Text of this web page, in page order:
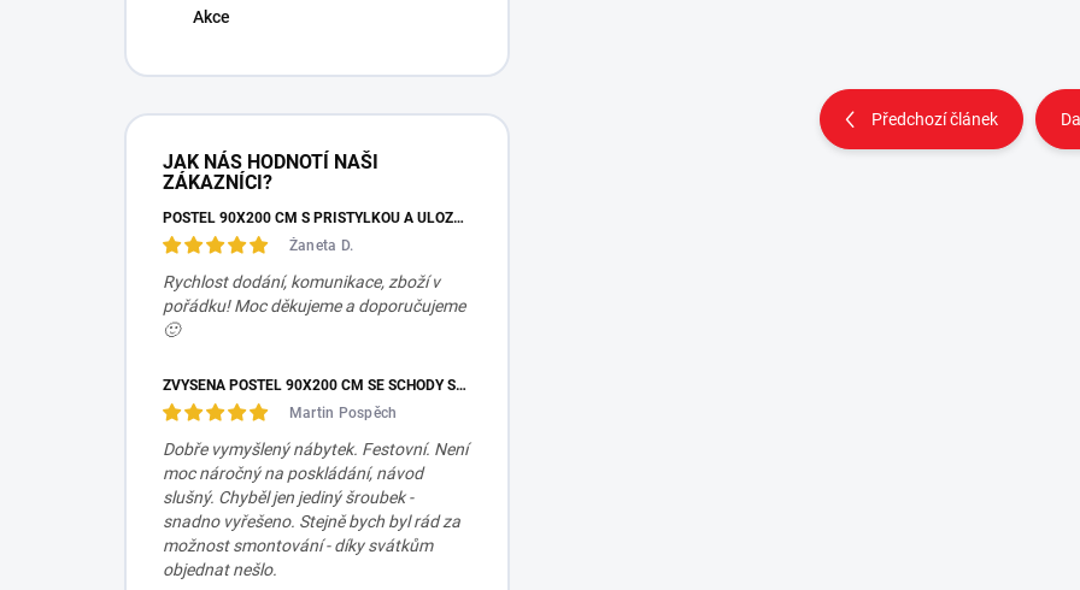
Akce
JAK NÁS HODNOTÍ NAŠI
ZÁKAZNÍCI?
POSTEL 90X200 CM S PŘISTÝLKOU A ÚLOŽNÝM PROSTOREM MOCHA STUDIO
Žaneta D.
Rychlost dodání, komunikace, zboží v
pořádku! Moc děkujeme a doporučujeme
🙂
ZVÝŠENÁ POSTEL 90X200 CM SE SCHODY SET MOCHA STUDIO
Martin Pospěch
Dobře vymyšlený nábytek. Festovní. Není
moc náročný na poskládání, návod
slušný. Chyběl jen jediný šroubek -
snadno vyřešeno. Stejně bych byl rád za
možnost smontování - díky svátkům
objednat nešlo.
Předchozí článek